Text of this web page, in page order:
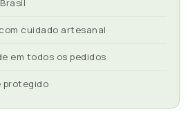
cuidado artesanal
em todos os pedidos
protegido